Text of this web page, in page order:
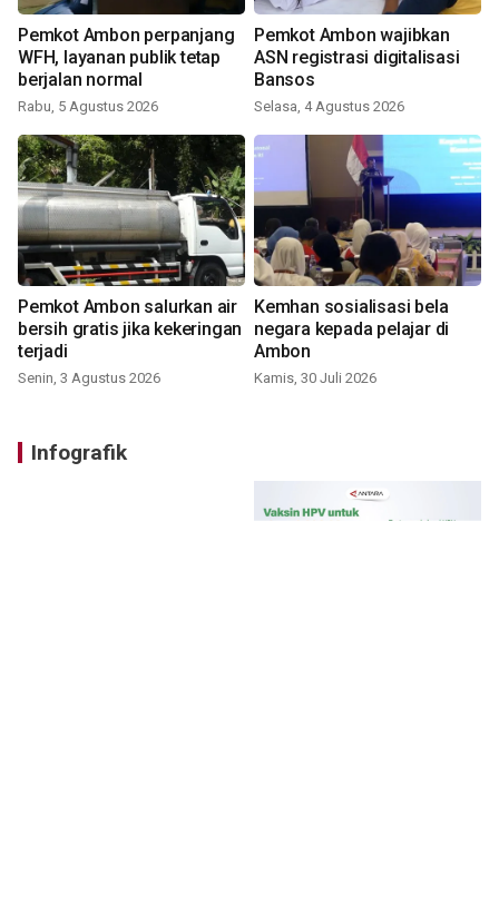
Pemkot Ambon perpanjang
WFH, layanan publik tetap
berjalan normal
Rabu, 5 Agustus 2026
Pemkot Ambon wajibkan
ASN registrasi digitalisasi
Bansos
Selasa, 4 Agustus 2026
Pemkot Ambon salurkan air
bersih gratis jika kekeringan
terjadi
Senin, 3 Agustus 2026
Kemhan sosialisasi bela
negara kepada pelajar di
Ambon
Kamis, 30 Juli 2026
Infografik